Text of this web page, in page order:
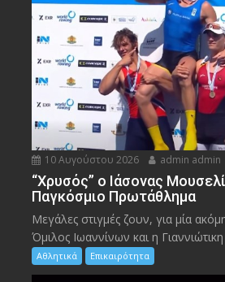
10 Αυγούστου 2026 admin admin
“Χρυσός” ο Ιάσονας
Παγκόσμιο Πρωτάθλημα
Μεγάλες στιγμές ζουν, για μία
Όμιλος Ιωαννίνων και η
Αθλητικά Επικαιρότητα